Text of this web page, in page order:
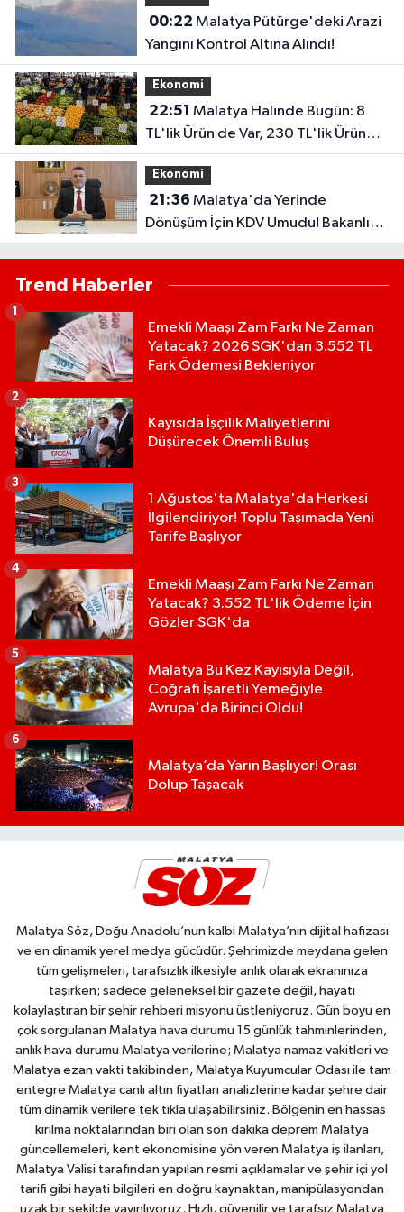
00:22
Yangını Kontrol Altına Alındı!
Ekonomi
22:51
TL'lik Ürün de Var, 230 TL'lik Ürün
de...
Ekonomi
21:36
Dönüşüm İçin KDV Umudu! Bakanlık
Talebi Gündemine Aldı
Trend Haberler
Emekli Maaşı Zam Farkı Ne Zaman
Yatacak? 2026 SGK'dan 3.552 TL
Fark Ödemesi Bekleniyor
1
Kayısıda İşçilik Maliyetlerini
Düşürecek Önemli Buluş
2
1 Ağustos'ta Malatya'da Herkesi
İlgilendiriyor! Toplu Taşımada Yeni
Tarife Başlıyor
3
Emekli Maaşı Zam Farkı Ne Zaman
Yatacak? 3.552 TL'lik Ödeme İçin
Gözler SGK'da
4
Malatya Bu Kez Kayısıyla Değil,
Coğrafi İşaretli Yemeğiyle
Avrupa'da Birinci Oldu!
5
Malatya’da Yarın Başlıyor! Orası
Dolup Taşacak
6
Malatya Söz, Doğu Anadolu’nun kalbi Malatya’nın dijital hafızası
ve en dinamik yerel medya gücüdür. Şehrimizde meydana gelen
tüm gelişmeleri, tarafsızlık ilkesiyle anlık olarak ekranınıza
taşırken; sadece geleneksel bir gazete değil, hayatı
kolaylaştıran bir şehir rehberi misyonu üstleniyoruz. Gün boyu en
çok sorgulanan Malatya hava durumu 15 günlük tahminlerinden,
anlık hava durumu Malatya verilerine; Malatya namaz vakitleri ve
Malatya ezan vakti takibinden, Malatya Kuyumcular Odası ile tam
entegre Malatya canlı altın fiyatları analizlerine kadar şehre dair
tüm dinamik verilere tek tıkla ulaşabilirsiniz. Bölgenin en hassas
kırılma noktalarından biri olan son dakika deprem Malatya
güncellemeleri, kent ekonomisine yön veren Malatya iş ilanları,
Malatya Valisi tarafından yapılan resmi açıklamalar ve şehir içi yol
tarifi gibi hayati bilgileri en doğru kaynaktan, manipülasyondan
uzak bir şekilde yayınlıyoruz. Hızlı, güvenilir ve tarafsız Malatya